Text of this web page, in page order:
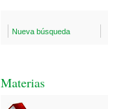
Nueva búsqueda
Materias